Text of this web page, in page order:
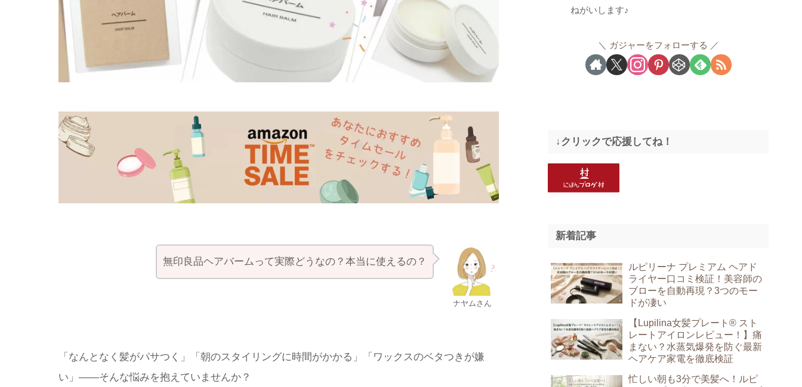
ナヤムさん
無印良品ヘアバームって実際どうなの？本当に使えるの？
「なんとなく髪がパサつく」「朝のスタイリングに時間がかかる」「ワックスのベタつきが嫌
い」——そんな悩みを抱えていませんか？
ねがいします♪
ガジャーをフォローする
↓クリックで応援してね！
新着記事
ルピリーナ プレミアム ヘアド
ライヤー口コミ検証！美容師の
ブローを自動再現？3つのモー
ドが凄い
【Lupilina女髪プレート® スト
レートアイロンレビュー！】痛
まない？水蒸気爆発を防ぐ最新
ヘアケア家電を徹底検証
忙しい朝も3分で美髪へ！ルピ